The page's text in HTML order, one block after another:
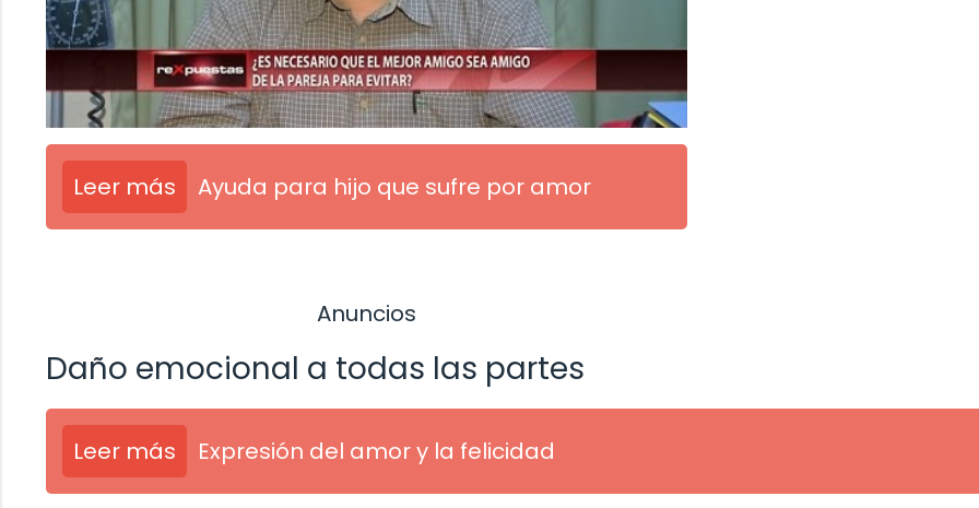
Leer más Ayuda para hijo que sufre por amor
Anuncios
Daño emocional a todas las partes
Leer más Expresión del amor y la felicidad